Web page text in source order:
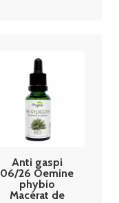
Anti gaspi
06/26 Oemine
phybio
Macérat de